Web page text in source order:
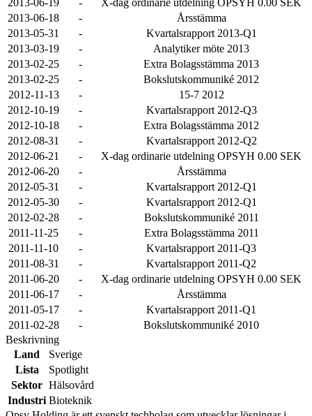
2013-06-19
-
X-dag ordinarie utdelning OPSYH 0.00 SEK
2013-06-18
-
Årsstämma
2013-05-31
-
Kvartalsrapport 2013-Q1
2013-03-19
-
Analytiker möte 2013
2013-02-25
-
Extra Bolagsstämma 2013
2013-02-25
-
Bokslutskommuniké 2012
2012-11-13
-
15-7 2012
2012-10-19
-
Kvartalsrapport 2012-Q3
2012-10-18
-
Extra Bolagsstämma 2012
2012-08-31
-
Kvartalsrapport 2012-Q2
2012-06-21
-
X-dag ordinarie utdelning OPSYH 0.00 SEK
2012-06-20
-
Årsstämma
2012-05-31
-
Kvartalsrapport 2012-Q1
2012-05-30
-
Kvartalsrapport 2012-Q1
2012-02-28
-
Bokslutskommuniké 2011
2011-11-25
-
Extra Bolagsstämma 2011
2011-11-10
-
Kvartalsrapport 2011-Q3
2011-08-31
-
Kvartalsrapport 2011-Q2
2011-06-20
-
X-dag ordinarie utdelning OPSYH 0.00 SEK
2011-06-17
-
Årsstämma
2011-05-17
-
Kvartalsrapport 2011-Q1
2011-02-28
-
Bokslutskommuniké 2010
Beskrivning
Land
Sverige
Lista
Spotlight
Sektor Hälsovård
Industri Bioteknik